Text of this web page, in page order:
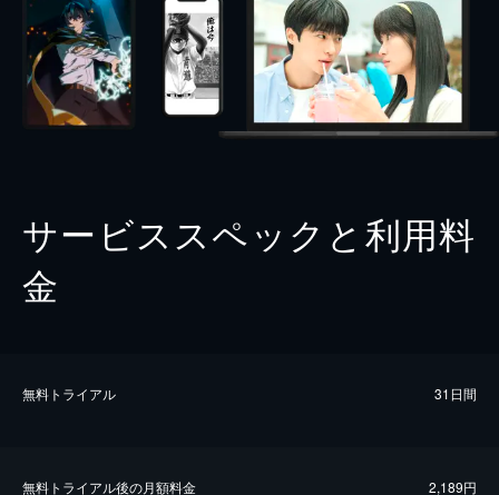
サービススペックと利用料
金
無料トライアル 31日間
無料トライアル後の⽉額料金 2,189円